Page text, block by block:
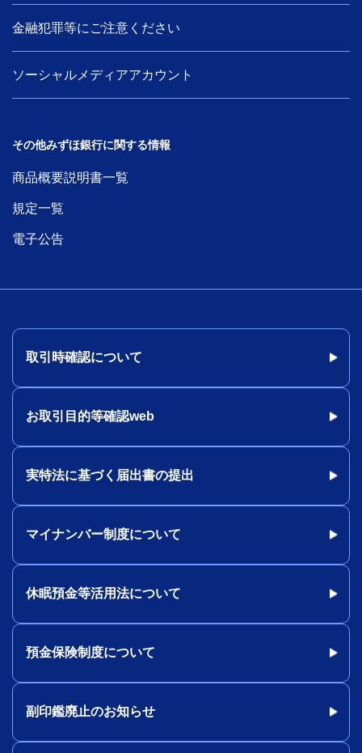
金融犯罪等にご注意ください
ソーシャルメディアアカウント
その他みずほ銀行に関する情報
商品概要説明書一覧
規定一覧
電子公告
取引時確認について
お取引目的等確認web
実特法に基づく届出書の提出
マイナンバー制度について
休眠預金等活用法について
預金保険制度について
副印鑑廃止のお知らせ